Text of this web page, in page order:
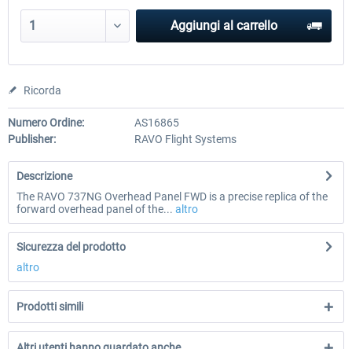
Aggiungi al carrello
Ricorda
Numero Ordine:
AS16865
Publisher:
RAVO Flight Systems
Descrizione
The RAVO 737NG Overhead Panel FWD is a precise replica of the
forward overhead panel of the... altro
Sicurezza del prodotto
altro
Prodotti simili